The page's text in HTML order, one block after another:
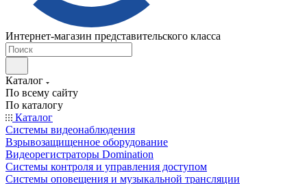
Интернет-магазин представительского класса
Каталог
По всему сайту
По каталогу
Каталог
Системы видеонаблюдения
Взрывозащищенное оборудование
Видеорегистраторы Domination
Системы контроля и управления доступом
Системы оповещения и музыкальной трансляции